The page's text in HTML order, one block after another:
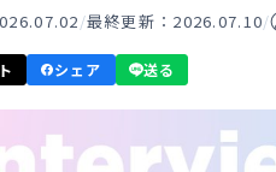
/最終更新：2026.07.10/
シェア 送る